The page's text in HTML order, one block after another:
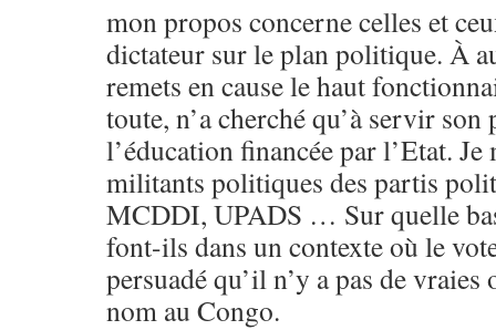
mon propos concerne celles et
dictateur sur le plan politique. À
remets en cause le haut
toute, n’a cherché qu’à servir son
l’éducation financée par l’Etat. Je
militants politiques des partis
MCDDI, UPADS … Sur quelle
font-ils dans un contexte où le
persuadé qu’il n’y a pas de
nom au Congo.